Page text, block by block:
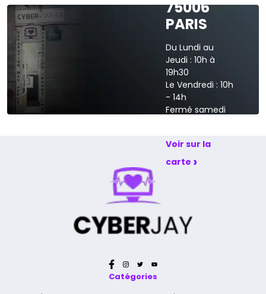
Voir sur la carte
75006
PARIS
Du Lundi au
Jeudi : 10h à
19h30
Le Vendredi : 10h
- 14h
Fermé samedi
Voir sur la
carte ›
Catégories